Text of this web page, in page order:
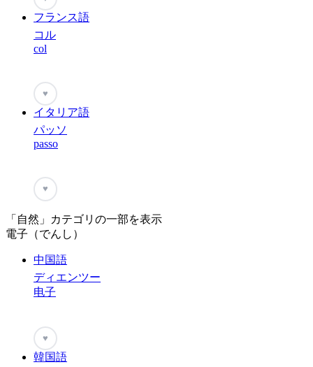
フランス語
コル
col
♥
イタリア語
パッソ
passo
♥
「自然」カテゴリの一部を表示
電子（でんし）
中国語
ディエンツー
电子
♥
韓国語